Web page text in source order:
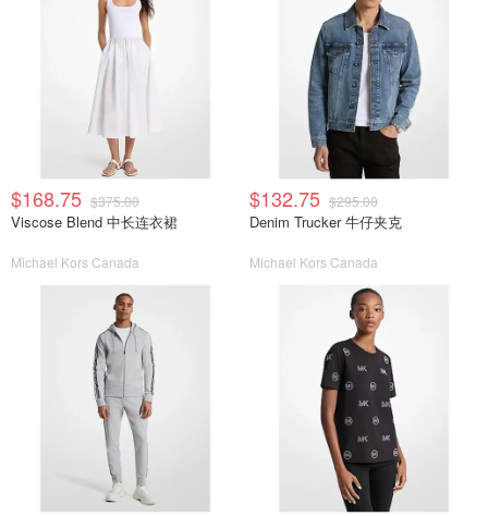
$168.75 $375.00
Viscose Blend 中长连衣裙
Michael Kors Canada
$132.75 $295.00
Denim Trucker 牛仔夹克
Michael Kors Canada